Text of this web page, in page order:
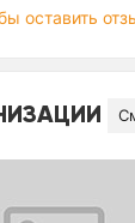
оставить